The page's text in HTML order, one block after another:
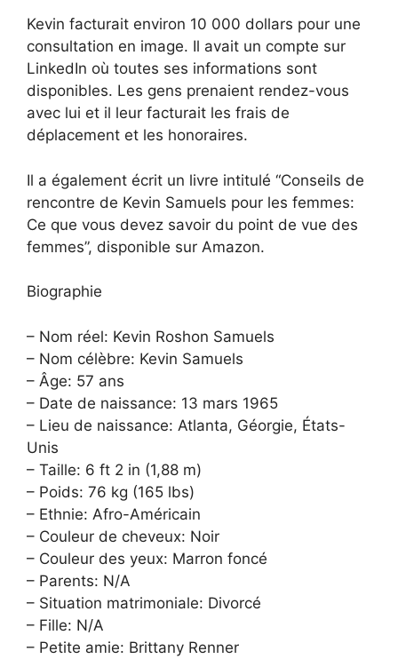
Kevin facturait environ 10 000 dollars pour une
consultation en image. Il avait un compte sur
LinkedIn où toutes ses informations sont
disponibles. Les gens prenaient rendez-vous
avec lui et il leur facturait les frais de
déplacement et les honoraires.
Il a également écrit un livre intitulé “Conseils de
rencontre de Kevin Samuels pour les femmes:
Ce que vous devez savoir du point de vue des
femmes”, disponible sur Amazon.
Biographie
– Nom réel: Kevin Roshon Samuels
– Nom célèbre: Kevin Samuels
– Âge: 57 ans
– Date de naissance: 13 mars 1965
– Lieu de naissance: Atlanta, Géorgie, États-
Unis
– Taille: 6 ft 2 in (1,88 m)
– Poids: 76 kg (165 lbs)
– Ethnie: Afro-Américain
– Couleur de cheveux: Noir
– Couleur des yeux: Marron foncé
– Parents: N/A
– Situation matrimoniale: Divorcé
– Fille: N/A
– Petite amie: Brittany Renner